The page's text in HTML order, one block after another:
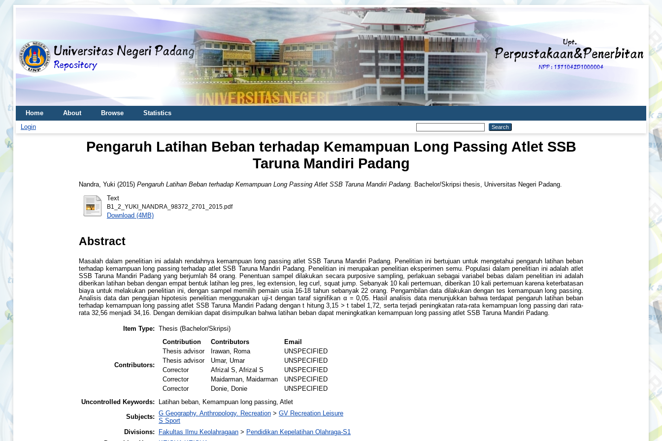
Home About Browse
Statistics
Login
Pengaruh Latihan Beban terhadap Kemampuan Long Passing Atlet SSB
Taruna Mandiri Padang
Nandra, Yuki (2015) Pengaruh Latihan Beban terhadap Kemampuan Long Passing Atlet SSB Taruna Mandiri Padang.
Bachelor/Skripsi thesis, Universitas Negeri Padang.
Text
B1_2_YUKI_NANDRA_98372_2701_2015.pdf
Download (4MB)
Abstract
Masalah dalam penelitian ini adalah rendahnya kemampuan long passing atlet SSB Taruna Mandiri Padang. Penelitian ini bertujuan untuk mengetahui pengaruh latihan beban
terhadap kemampuan long passing terhadap atlet SSB Taruna Mandiri Padang. Penelitian ini merupakan penelitian eksperimen semu. Populasi dalam penelitian ini adalah atlet
SSB Taruna Mandiri Padang yang berjumlah 84 orang. Penentuan sampel dilakukan secara purposive sampling, perlakuan sebagai variabel bebas dalam penelitian ini adalah
diberikan latihan beban dengan empat bentuk latihan leg pres, leg extension, leg curl, squat jump. Sebanyak 10 kali pertemuan, diberikan 10 kali pertemuan karena keterbatasan
biaya untuk melakukan penelitian ini, dengan sampel memilih pemain usia 16-18 tahun sebanyak 22 orang. Pengambilan data dilakukan dengan tes kemampuan long passing.
Analisis data dan pengujian hipotesis penelitian menggunakan uji-t dengan taraf signifikan α = 0,05. Hasil analisis data menunjukkan bahwa terdapat pengaruh latihan beban
terhadap kemampuan long passing atlet SSB Taruna Mandiri Padang dengan t hitung 3,15 > t tabel 1,72, serta terjadi peningkatan rata-rata kemampuan long passing dari rata-
rata 32,56 menjadi 34,16. Dengan demikian dapat disimpulkan bahwa latihan beban dapat meningkatkan kemampuan long passing atlet SSB Taruna Mandiri Padang.
Item Type: Thesis (Bachelor/Skripsi)
Contributors:
Contribution Contributors
Email
Thesis advisor
Irawan, Roma
UNSPECIFIED
Thesis advisor
Umar, Umar
UNSPECIFIED
Corrector
Afrizal S, Afrizal S
UNSPECIFIED
Corrector
Maidarman, Maidarman
UNSPECIFIED
Corrector
Donie, Donie
UNSPECIFIED
Uncontrolled Keywords:
Latihan beban, Kemampuan long passing, Atlet
Subjects: G Geography. Anthropology. Recreation > GV Recreation Leisure
S Sport
Divisions:
Fakultas Ilmu Keolahragaan > Pendidikan Kepelatihan Olahraga-S1